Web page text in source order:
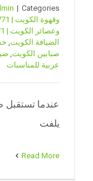
| Categories:
وقهوة الكويت | 65080771| ضيافة الكويت
وعصائر الكويت | 65080771| ضيافة الكويت
الضيافة الكويت,
صبابين الكويت,
عربية للمناسبات
عندما
يلفت
Read More